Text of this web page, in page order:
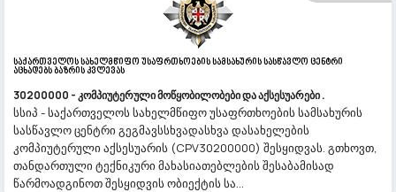
Საქართველოს Სახელმწიფო Უსაფრთხოების Სამსახურის Სასწავლო Ცენტრი
Აცხადებს Ბაზრის Კვლევას
30200000 - კომპიუტერული მოწყობილობები და აქსესუარები .
სსიპ - საქართველოს სახელმწიფო უსაფრთხოების სამსახურის
სასწავლო ცენტრი გეგმავსსხვადასხვა დასახელების
კომპიუტერული აქსესუარის (CPV30200000) შესყიდვას. გთხოვთ,
თანდართული ტექნიკური მახასიათებლების შესაბამისად
წარმოადგინოთ შესყიდვის ობიექტის სა...